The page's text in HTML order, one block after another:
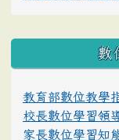
數
教育部數位教學
校長數位學習領
家長數位學習知